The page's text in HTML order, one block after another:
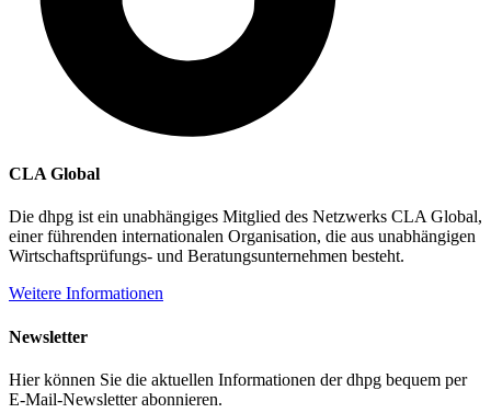
CLA Global
Die dhpg ist ein unabhängiges Mitglied des Netzwerks CLA Global,
einer führenden internationalen Organisation, die aus unabhängigen
Wirtschaftsprüfungs- und Beratungsunternehmen besteht.
Weitere Informationen
Newsletter
Hier können Sie die aktuellen Informationen der dhpg bequem per
E-Mail-Newsletter abonnieren.